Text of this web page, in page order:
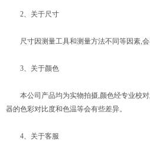
2、关于尺寸
尺寸因测量工具和测量方法不同等因素,会
3、关于颜色
本公司产品均为实物拍摄,颜色经专业校对
器的色彩对比度和色温等会有些差异。
4、关于客服